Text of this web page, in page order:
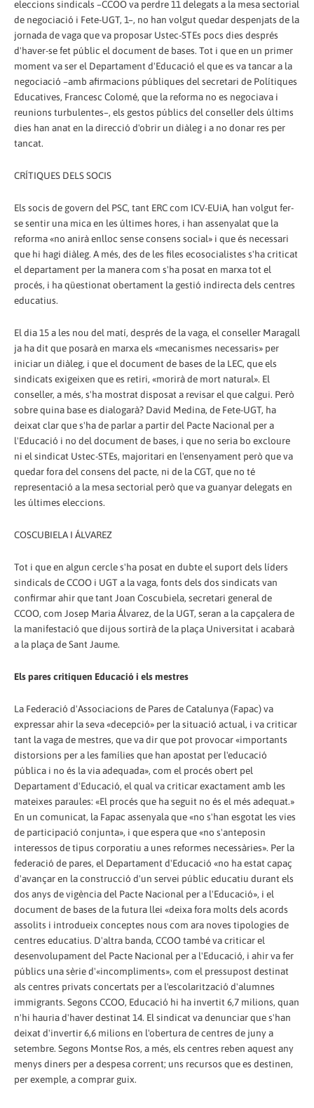
eleccions sindicals –CCOO va perdre 11 delegats a la mesa sectorial
de negociació i Fete-UGT, 1–, no han volgut quedar despenjats de la
jornada de vaga que va proposar Ustec-STEs pocs dies després
d'haver-se fet públic el document de bases. Tot i que en un primer
moment va ser el Departament d'Educació el que es va tancar a la
negociació –amb afirmacions públiques del secretari de Polítiques
Educatives, Francesc Colomé, que la reforma no es negociava i
reunions turbulentes–, els gestos públics del conseller dels últims
dies han anat en la direcció d'obrir un diàleg i a no donar res per
tancat.
CRÍTIQUES DELS SOCIS
Els socis de govern del PSC, tant ERC com ICV-EUiA, han volgut fer-
se sentir una mica en les últimes hores, i han assenyalat que la
reforma «no anirà enlloc sense consens social» i que és necessari
que hi hagi diàleg. A més, des de les files ecosocialistes s'ha criticat
el departament per la manera com s'ha posat en marxa tot el
procés, i ha qüestionat obertament la gestió indirecta dels centres
educatius.
El dia 15 a les nou del matí, després de la vaga, el conseller Maragall
ja ha dit que posarà en marxa els «mecanismes necessaris» per
iniciar un diàleg, i que el document de bases de la LEC, que els
sindicats exigeixen que es retiri, «morirà de mort natural». El
conseller, a més, s'ha mostrat disposat a revisar el que calgui. Però
sobre quina base es dialogarà? David Medina, de Fete-UGT, ha
deixat clar que s'ha de parlar a partir del Pacte Nacional per a
l'Educació i no del document de bases, i que no seria bo excloure
ni el sindicat Ustec-STEs, majoritari en l'ensenyament però que va
quedar fora del consens del pacte, ni de la CGT, que no té
representació a la mesa sectorial però que va guanyar delegats en
les últimes eleccions.
COSCUBIELA I ÁLVAREZ
Tot i que en algun cercle s'ha posat en dubte el suport dels líders
sindicals de CCOO i UGT a la vaga, fonts dels dos sindicats van
confirmar ahir que tant Joan Coscubiela, secretari general de
CCOO, com Josep Maria Álvarez, de la UGT, seran a la capçalera de
la manifestació que dijous sortirà de la plaça Universitat i acabarà
a la plaça de Sant Jaume.
Els pares critiquen Educació i els mestres
La Federació d'Associacions de Pares de Catalunya (Fapac) va
expressar ahir la seva «decepció» per la situació actual, i va criticar
tant la vaga de mestres, que va dir que pot provocar «importants
distorsions per a les famílies que han apostat per l'educació
pública i no és la via adequada», com el procés obert pel
Departament d'Educació, el qual va criticar exactament amb les
mateixes paraules: «El procés que ha seguit no és el més adequat.»
En un comunicat, la Fapac assenyala que «no s'han esgotat les vies
de participació conjunta», i que espera que «no s'anteposin
interessos de tipus corporatiu a unes reformes necessàries». Per la
federació de pares, el Departament d'Educació «no ha estat capaç
d'avançar en la construcció d'un servei públic educatiu durant els
dos anys de vigència del Pacte Nacional per a l'Educació», i el
document de bases de la futura llei «deixa fora molts dels acords
assolits i introdueix conceptes nous com ara noves tipologies de
centres educatius. D'altra banda, CCOO també va criticar el
desenvolupament del Pacte Nacional per a l'Educació, i ahir va fer
públics una sèrie d'«incompliments», com el pressupost destinat
als centres privats concertats per a l'escolarització d'alumnes
immigrants. Segons CCOO, Educació hi ha invertit 6,7 milions, quan
n'hi hauria d'haver destinat 14. El sindicat va denunciar que s'han
deixat d'invertir 6,6 milions en l'obertura de centres de juny a
setembre. Segons Montse Ros, a més, els centres reben aquest any
menys diners per a despesa corrent; uns recursos que es destinen,
per exemple, a comprar guix.